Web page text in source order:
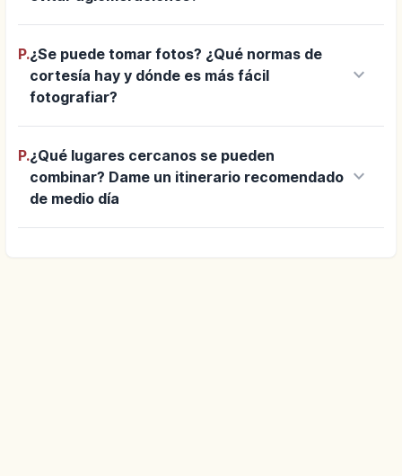
P.¿Se puede tomar fotos? ¿Qué normas de
cortesía hay y dónde es más fácil
fotografiar?
keyboard_arrow_down
P.¿Qué lugares cercanos se pueden
combinar? Dame un itinerario recomendado
de medio día
keyboard_arrow_down